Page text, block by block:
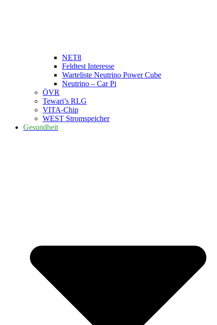
NET8
Feldtest Interesse
Warteliste Neutrino Power Cube
Neutrino – Car Pi
ÖVR
Tewari’s RLG
VITA-Chip
WEST Stromspeicher
Gesundheit